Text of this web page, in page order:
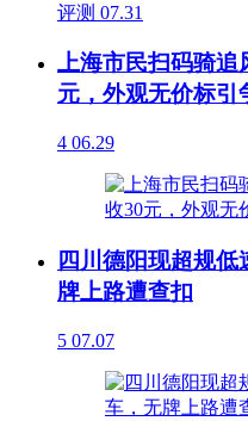
评测 07.31
上海市民扫码骑追
元，外观无价标引
4 06.29
四川德阳现超规
牌上路遭查扣
5 07.07